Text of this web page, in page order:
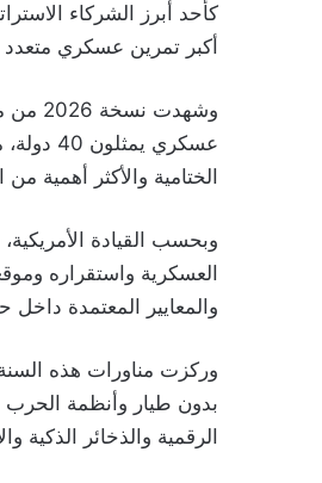
كأحد أبرز الشركاء
أكبر تمرين عسكري متعدد
الختامية والأكثر
وبحسب القيادة
العسكرية واستقراره
والمعايير المعتمدة
وركزت مناورات هذه
بدون طيار وأنظمة الحرب
الرقمية والذخائر الذكية